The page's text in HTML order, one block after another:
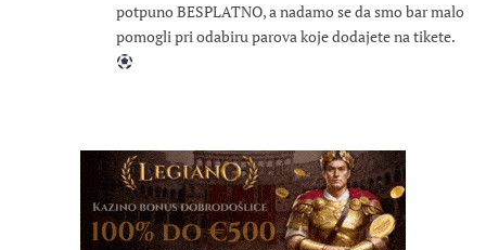
potpuno BESPLATNO, a nadamo se da smo bar malo
pomogli pri odabiru parova koje dodajete na tikete.